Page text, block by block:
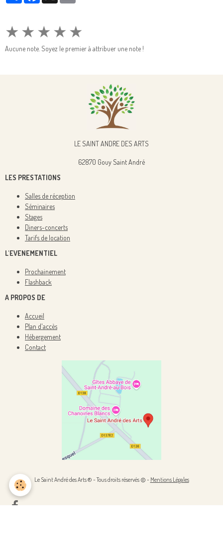
★★★★★
Aucune note. Soyez le premier à attribuer une note !
LE SAINT ANDRE DES ARTS
62870 Gouy Saint André
LES PRESTATIONS
Salles de réception
Séminaires
Stages
Diners-concerts
Tarifs de location
L'EVENEMENTIEL
Prochainement
Flashback
A PROPOS DE
Accueil
Plan d'accès
Hébergement
Contact
Le Saint André des Arts ® - Tous droits réservés - Mentions Légales